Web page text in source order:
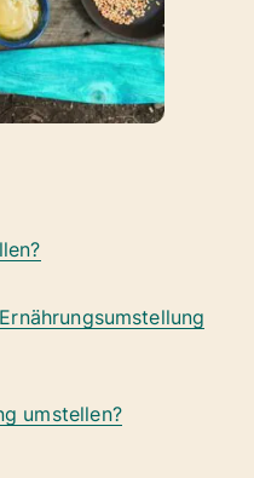
umstellen?